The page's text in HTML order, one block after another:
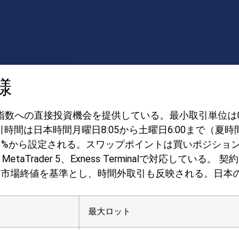
数への直接投資機会を提供している。最小取引単位
間は日本時間月曜日8:05から土曜日6:00まで（夏時
から設定される。スワップポイントは買いポジショ
5、Exness Terminalで対応している。
契
場終値を基準とし、時間外取引も反映される。日
最大ロット